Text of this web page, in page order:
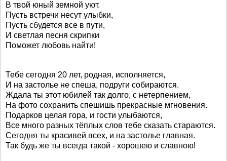
В твой юный земной уют.
Пусть встречи несут улыбки,
Пусть сбудется все в пути,
И светлая песня скрипки
Поможет любовь найти!
Тебе сегодня 20 лет, родная, исполняется,
И на застолье не спеша, подруги собираются.
Ждала ты этот юбилей так долго, с нетерпением,
На фото сохранить спешишь прекрасные мгновения.
Подарков целая гора, и гости улыбаются,
Все много разных тёплых слов тебе сказать стараются.
Сегодня ты красивей всех, и на застолье главная.
Так будь же ты всегда такой - хорошею и славною!